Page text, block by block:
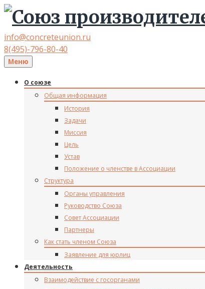
info@concreteunion.ru
8(495)-796-80-40
Меню
О союзе
Общая информация
История
Задачи
Миссия
Цель
Устав
Положение о членстве в Ассоциации
Структура
Органы управления
Руководство Союза
Совет Ассоциации
Партнеры
Как стать членом Союза
Заявление для юрлиц
Деятельность
Взаимодействие с госорганами